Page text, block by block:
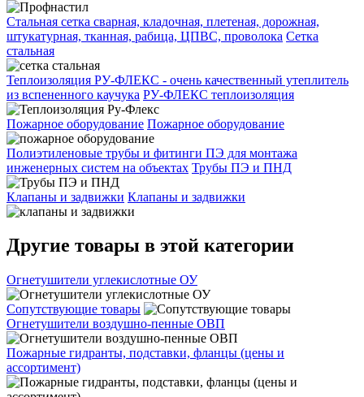
Стальная сетка сварная, кладочная, плетеная, дорожная,
штукатурная, тканная, рабица, ЦПВС, проволока Сетка
стальная
Теплоизоляция РУ-ФЛЕКС - очень качественный утеплитель
из вспененного каучука РУ-ФЛЕКС теплоизоляция
Пожарное оборудование Пожарное оборудование
Полиэтиленовые трубы и фитинги ПЭ для монтажа
инженерных систем на объектах Трубы ПЭ и ПНД
Клапаны и задвижки Клапаны и задвижки
Другие товары в этой категории
Огнетушители углекислотные ОУ
Сопутствующие товары
Огнетушители воздушно-пенные ОВП
Пожарные гидранты, подставки, фланцы (цены и
ассортимент)